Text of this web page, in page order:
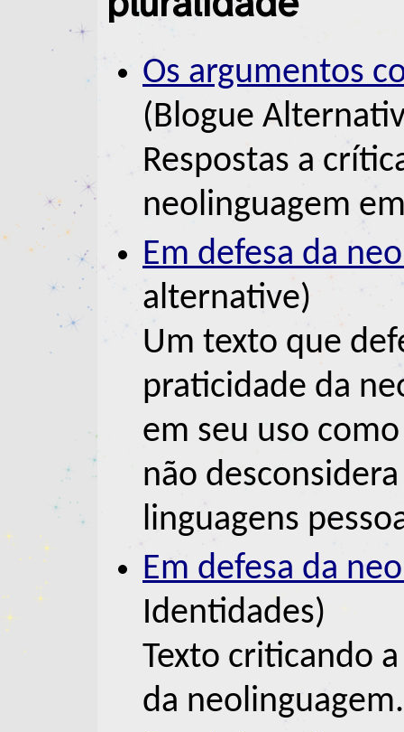
Os argumentos
(Blogue
Respostas a
neolinguagem
Em defesa da
alternative)
Um texto que
praticidade da
em seu uso
não
linguagens
Em defesa da
Identidades)
Texto criticando
da neolinguagem.